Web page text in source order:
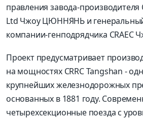
правления завода-производителя
Ltd Чжоу ЦЮННЯНЬ и
компании-генподрядчика CRAEC
Проект предусматривает
на мощностях CRRC Tangshan -
крупнейших железнодорожных
основанных в 1881 году.
четырехсекционные поезда с